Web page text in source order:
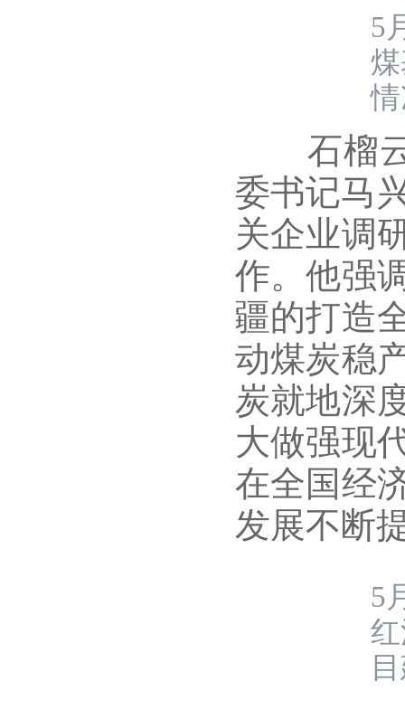
5
石榴云/
委书记马
关企业调
作。他强
疆的打造
动煤炭稳
炭就地深
大做强现
在全国经
发展不断
5